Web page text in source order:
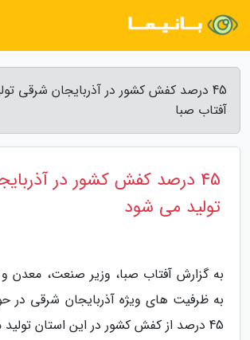
45 درصد کفش کشور در آذربایجان شرقی
آفتاب صبا
45 درصد کفش کشور در
تولید می شود
به گزارش آفتاب صبا، وزیر صنعت، معدن و
به ظرفیت های ویژه آذربایجان شرقی در
45 درصد از کفش کشور در این استان تولید می شود.